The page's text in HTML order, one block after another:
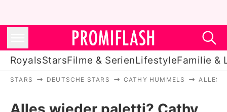
RoyalsStarsFilme & SerienLifestyleFamilie &
STARS DEUTSCHE STARS CATHY HUMMELS ALLES